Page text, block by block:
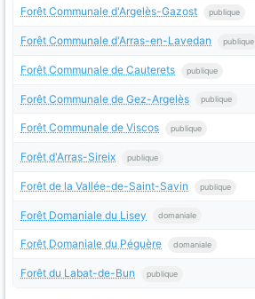
Forêt Communale d'Argelès-Gazost publique
Forêt Communale d'Arras-en-Lavedan publique
Forêt Communale de Cauterets publique
Forêt Communale de Gez-Argelès publique
Forêt Communale de Viscos publique
Forêt d'Arras-Sireix publique
Forêt de la Vallée-de-Saint-Savin publique
Forêt Domaniale du Lisey domaniale
Forêt Domaniale du Péguère domaniale
Forêt du Labat-de-Bun publique